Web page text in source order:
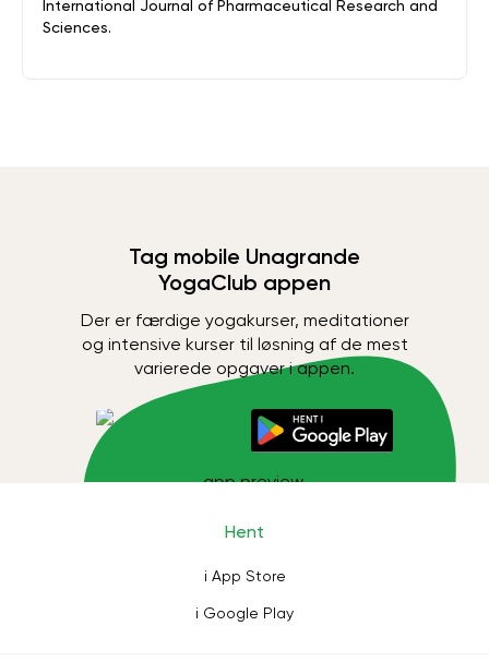
International Journal of Pharmaceutical Research and
Sciences.
Tag mobile Unagrande
YogaClub appen
Der er færdige yogakurser, meditationer
og intensive kurser til løsning af de mest
varierede opgaver i appen.
Hent
i App Store
i Google Play